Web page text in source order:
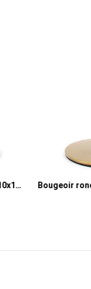
Bougeoir rond en métal noir 10x10x20 cm Pillar